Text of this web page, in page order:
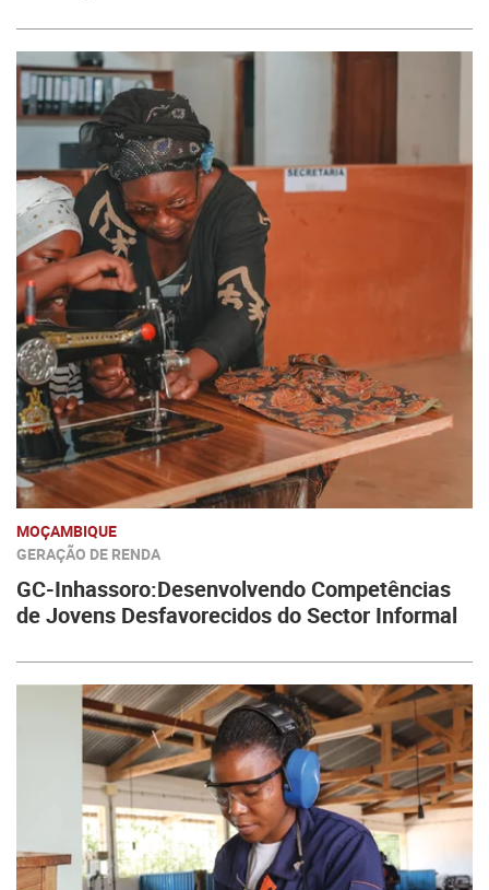
MOÇAMBIQUE
GERAÇÃO DE RENDA
GC-Inhassoro:Desenvolvendo Competências
de Jovens Desfavorecidos do Sector Informal